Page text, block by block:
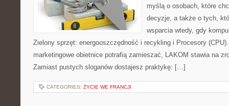
myślą o osobach, które
decyzje, a także o tych,
wsparcia wtedy, gdy
Zielony sprzęt: energooszczędność i recykling i Procesory
marketingowe obietnice potrafią zamieszać, LAKOM stawia na
Zamiast pustych sloganów dostajesz praktykę: […]
CATEGORIES: ŻYCIE WE FRANCJI